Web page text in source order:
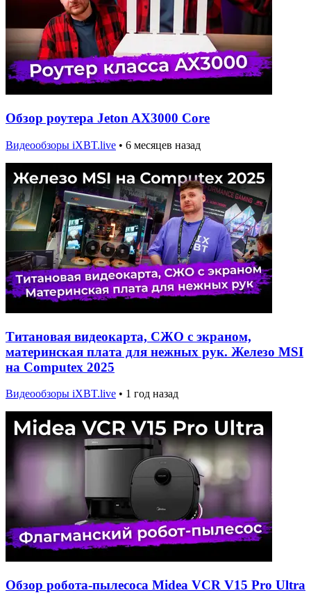
Обзор роутера Jeton AX3000 Core
Видеообзоры iXBT.live • 6 месяцев назад
Титановая видеокарта, СЖО с экраном,
материнская плата для нежных рук. Железо MSI
на Computex 2025
Видеообзоры iXBT.live • 1 год назад
Обзор робота-пылесоса Midea VCR V15 Pro Ultra